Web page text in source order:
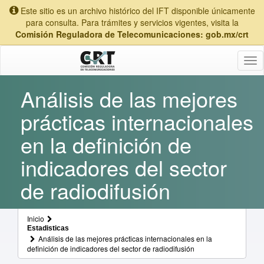
Este sitio es un archivo histórico del IFT disponible únicamente
para consulta. Para trámites y servicios vigentes, visita la
Comisión Reguladora de Telecomunicaciones: gob.mx/crt
Análisis de las mejores
prácticas internacionales
en la definición de
indicadores del sector
de radiodifusión
Inicio
Estadisticas
Análisis de las mejores prácticas internacionales en la
definición de indicadores del sector de radiodifusión